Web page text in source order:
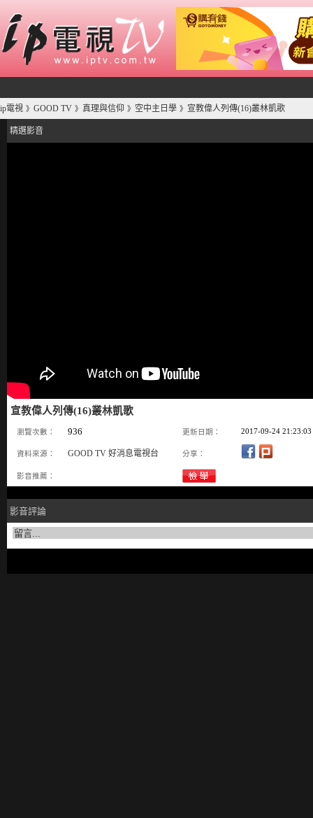
ip電視 》 GOOD TV 》 真理與信仰 》 空中主日學 》 宣教偉人列傳(16)叢林凱歌
精選影音
宣教偉人列傳(16)叢林凱歌
瀏覽次數： 936 更新日期： 2017-09-24 21:23:03
資料來源： GOOD TV 好消息電視台 分享：
影音推薦：
影音評論